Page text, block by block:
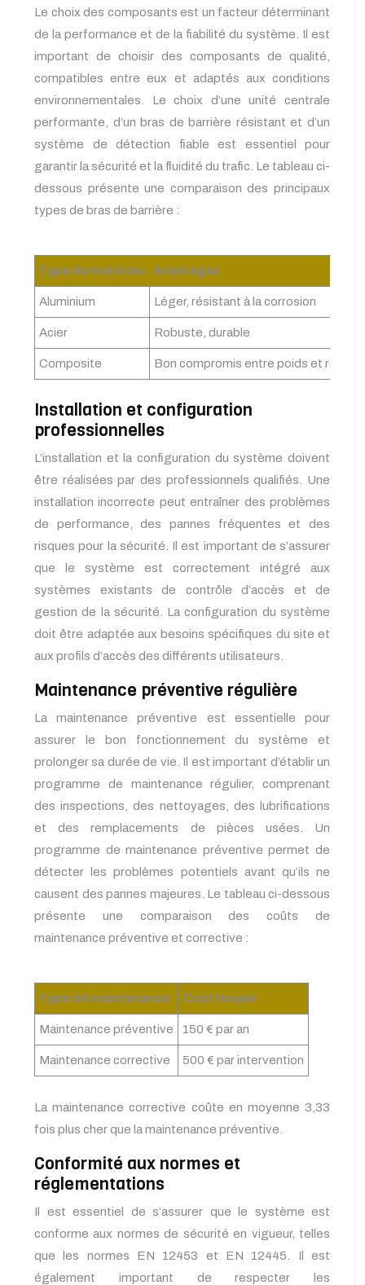
Le choix des composants est un facteur déterminant
de la performance et de la fiabilité du système. Il est
important de choisir des composants de qualité,
compatibles entre eux et adaptés aux conditions
environnementales. Le choix d’une unité centrale
performante, d’un bras de barrière résistant et d’un
système de détection fiable est essentiel pour
garantir la sécurité et la fluidité du trafic. Le tableau ci-
dessous présente une comparaison des principaux
types de bras de barrière :
Type de matériau Avantages
Aluminium Léger, résistant à la corrosion
Acier Robuste, durable
Composite Bon compromis entre poids et
Installation et configuration
professionnelles
L’installation et la configuration du système doivent
être réalisées par des professionnels qualifiés. Une
installation incorrecte peut entraîner des problèmes
de performance, des pannes fréquentes et des
risques pour la sécurité. Il est important de s’assurer
que le système est correctement intégré aux
systèmes existants de contrôle d’accès et de
gestion de la sécurité. La configuration du système
doit être adaptée aux besoins spécifiques du site et
aux profils d’accès des différents utilisateurs.
Maintenance préventive régulière
La maintenance préventive est essentielle pour
assurer le bon fonctionnement du système et
prolonger sa durée de vie. Il est important d’établir un
programme de maintenance régulier, comprenant
des inspections, des nettoyages, des lubrifications
et des remplacements de pièces usées. Un
programme de maintenance préventive permet de
détecter les problèmes potentiels avant qu’ils ne
causent des pannes majeures. Le tableau ci-dessous
présente une comparaison des coûts de
maintenance préventive et corrective :
Type de maintenance Coût moyen
Maintenance préventive 150 € par an
Maintenance corrective 500 € par intervention
La maintenance corrective coûte en moyenne 3,33
fois plus cher que la maintenance préventive.
Conformité aux normes et
réglementations
Il est essentiel de s’assurer que le système est
conforme aux normes de sécurité en vigueur, telles
que les normes EN 12453 et EN 12445. Il est
également important de respecter les